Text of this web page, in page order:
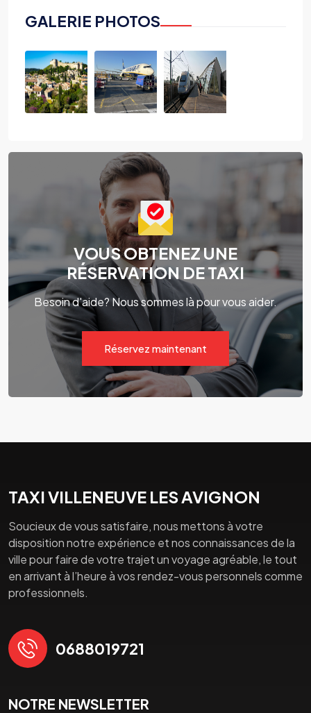
GALERIE PHOTOS
VOUS OBTENEZ UNE
RÉSERVATION DE TAXI
Besoin d'aide? Nous sommes là pour vous aider.
Réservez maintenant
TAXI VILLENEUVE LES AVIGNON
Soucieux de vous satisfaire, nous mettons à votre
disposition notre expérience et nos connaissances de la
ville pour faire de votre trajet un voyage agréable, le tout
en arrivant à l’heure à vos rendez-vous personnels comme
professionnels.
0688019721
NOTRE NEWSLETTER